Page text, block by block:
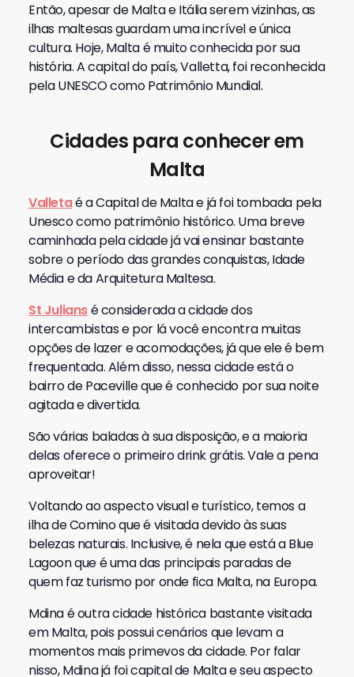
Então, apesar de Malta e Itália serem vizinhas, as
ilhas maltesas guardam uma incrível e única
cultura. Hoje, Malta é muito conhecida por sua
história. A capital do país, Valletta, foi reconhecida
pela UNESCO como Patrimônio Mundial.
Cidades para conhecer em
Malta
Valletaé a Capital de Malta e já foi tombada pela
Unesco como patrimônio histórico. Uma breve
caminhada pela cidade já vai ensinar bastante
sobre o período das grandes conquistas, Idade
Média e da Arquitetura Maltesa.
St Juliansé considerada a cidade dos
intercambistas e por lá você encontra muitas
opções de lazer e acomodações, já que ele é bem
frequentada. Além disso, nessa cidade está o
bairro de Paceville que é conhecido por sua noite
agitada e divertida.
São várias baladas à sua disposição, e a maioria
delas oferece o primeiro drink grátis. Vale a pena
aproveitar!
Voltando ao aspecto visual e turístico, temos a
ilha de Comino que é visitada devido às suas
belezas naturais. Inclusive, é nela que está a Blue
Lagoon que é uma das principais paradas de
quem faz turismo por onde fica Malta, na Europa.
Mdina é outra cidade histórica bastante visitada
em Malta, pois possui cenários que levam a
momentos mais primevos da cidade. Por falar
nisso, Mdina já foi capital de Malta e seu aspecto